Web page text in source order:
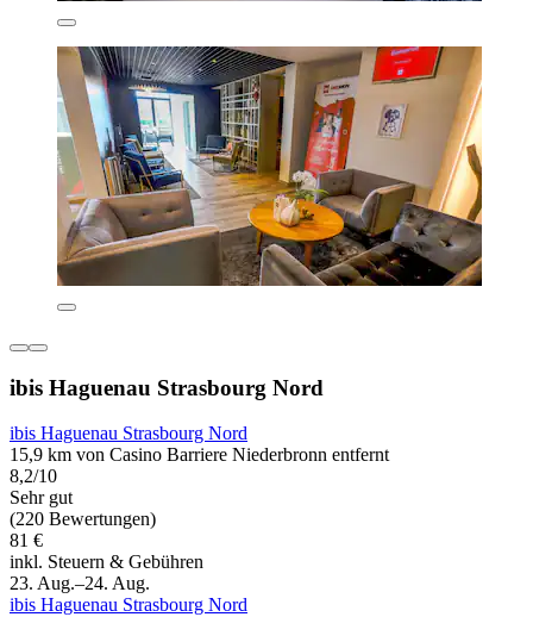
ibis Haguenau Strasbourg Nord
ibis Haguenau Strasbourg Nord
15,9 km von Casino Barriere Niederbronn entfernt
8,2/10
Sehr gut
(220 Bewertungen)
81 €
inkl. Steuern & Gebühren
23. Aug.–24. Aug.
ibis Haguenau Strasbourg Nord